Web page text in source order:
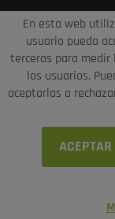
En esta web
usuario pueda
terceros para medir
los usuarios.
aceptarlas o
ACEPTAR